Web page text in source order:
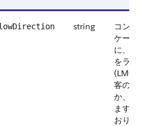
string
コン
ケージ
に、
をラ
(LMO)
客の組
か、そ
ます
おりで